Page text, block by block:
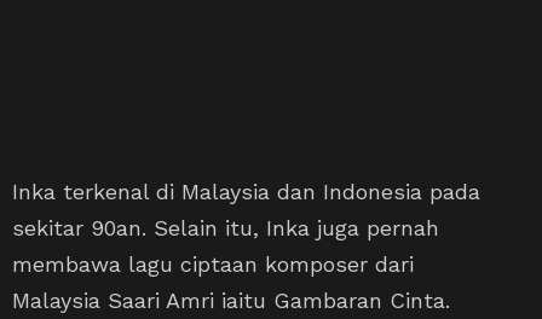
Inka terkenal di Malaysia dan Indonesia pada
sekitar 90an. Selain itu, Inka juga pernah
membawa lagu ciptaan komposer dari
Malaysia Saari Amri iaitu Gambaran Cinta.